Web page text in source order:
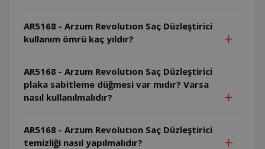
AR5168 - Arzum Revolutıon Saç Düzleştirici
kullanım ömrü kaç yıldır?
AR5168 - Arzum Revolutıon Saç Düzleştirici
plaka sabitleme düğmesi var mıdır? Varsa
nasıl kullanılmalıdır?
AR5168 - Arzum Revolutıon Saç Düzleştirici
temizliği nasıl yapılmalıdır?